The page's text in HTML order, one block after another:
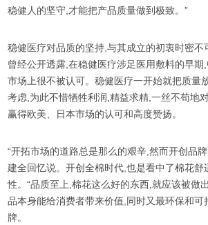
稳健人的坚守,才能把产品质量做到极致。”
稳健医疗对品质的坚持,与其成立的初衷时密不
曾经公开透露,在稳健医疗涉足医用敷料的早期
市场上很不被认可。稳健医疗一开始就把质量
考虑,为此不惜牺牲利润,精益求精,一丝不苟地
赢得欧美、日本市场的认可和高度赞扬。
“开拓市场的道路总是那么的艰辛,然而开创品
建全回忆说。开创全棉时代,也是看中了棉花舒
性。“品质至上,棉花这么好的东西,就应该被做
品本身能给消费者带来价值,同时又最环保和可
牌。